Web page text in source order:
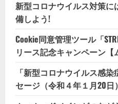
新型コロナウイルス対策
備しよう!
Cookie同意管理ツール「
リース記念キャンペーン【
「新型コロナウイルス感
セージ（令和４年１月20日